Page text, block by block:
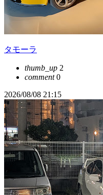
タモーラ
thumb_up 2
comment0
2026/08/08 21:15